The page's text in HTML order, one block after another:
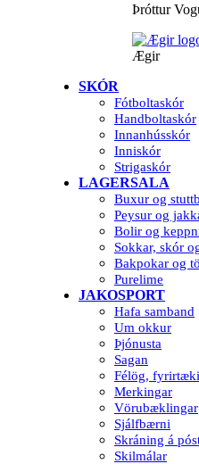
Þróttur
Ægir
SKÓR
Fótboltaskór
Handboltaskór
Innanhússkór
Inniskór
Strigaskór
LAGERSALA
Buxur og
Peysur og
Bolir og
Sokkar, skór
Bakpokar og
Purelime
JAKOSPORT
Hafa samband
Um okkur
Þjónusta
Sagan
Félög,
Merkingar
Vörubæklingar
Sjálfbærni
Skráning á
Skilmálar